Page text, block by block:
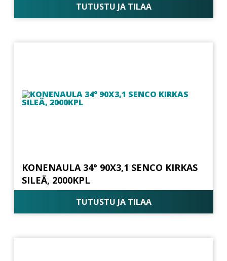
TUTUSTU JA TILAA
KONENAULA 34° 90X3,1 SENCO KIRKAS
SILEÄ, 2000KPL
TUTUSTU JA TILAA